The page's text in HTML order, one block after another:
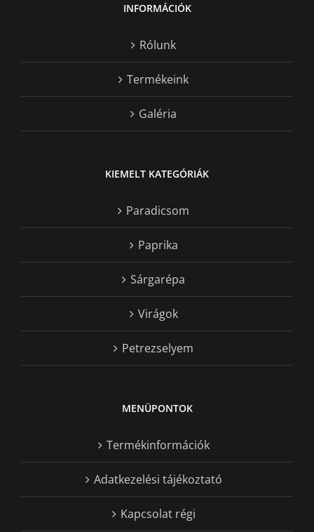
INFORMÁCIÓK
Rólunk
Termékeink
Galéria
KIEMELT KATEGÓRIÁK
Paradicsom
Paprika
Sárgarépa
Virágok
Petrezselyem
MENÜPONTOK
Termékinformációk
Adatkezelési tájékoztató
Kapcsolat régi